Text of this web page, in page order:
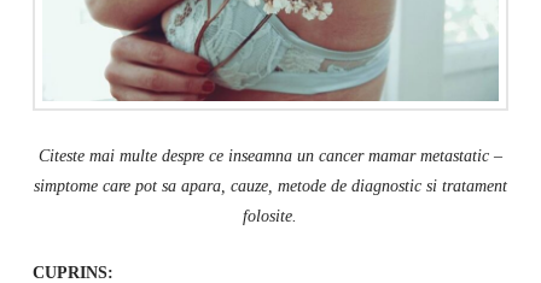
Citeste mai multe despre ce inseamna un cancer mamar metastatic –
simptome care pot sa apara, cauze, metode de diagnostic si tratament
folosite.
CUPRINS: